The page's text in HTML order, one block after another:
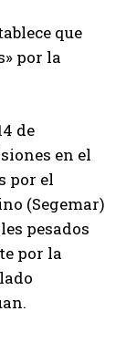
que
por la
de
en el
por el
(Segemar)
pesados
por la